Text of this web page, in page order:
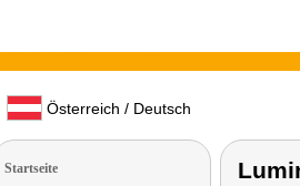
Österreich / Deutsch
Startseite